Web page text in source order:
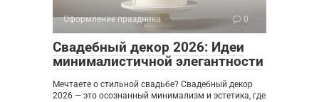
Оформление праздника 0
Свадебный декор 2026: Идеи
минималистичной элегантности
Мечтаете о стильной свадьбе? Свадебный декор
2026 — это осознанный минимализм и эстетика, где